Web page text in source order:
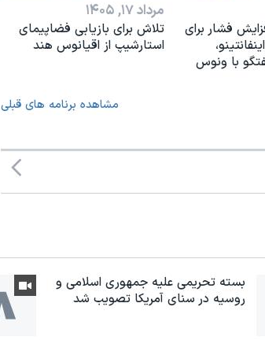
فشار برای
با ونوس
مرداد ۱۷, ۱۴۰۵
تلاش برای بازیابی فضاپیمای
استارشیپ از اقیانوس هند
مشاهده برنامه های قبلی
بسته تحریمی علیه جمهوری اسلامی و
روسیه در سنای آمریکا تصویب شد